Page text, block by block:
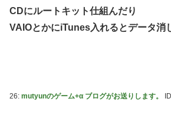
CDにルートキット仕組んだり
VAIOとかにiTunes入れるとデータ消
26: mutyunのゲーム+α ブログがお送りします。